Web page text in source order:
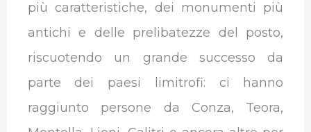
più caratteristiche, dei monumenti più
antichi e delle prelibatezze del posto,
riscuotendo un grande successo da
parte dei paesi limitrofi: ci hanno
raggiunto persone da Conza, Teora,